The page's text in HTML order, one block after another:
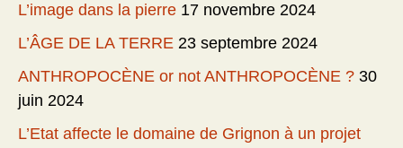
L’image dans la pierre 17 novembre 2024
L’ÂGE DE LA TERRE 23 septembre 2024
ANTHROPOCÈNE or not ANTHROPOCÈNE ? 30
juin 2024
L’Etat affecte le domaine de Grignon à un projet